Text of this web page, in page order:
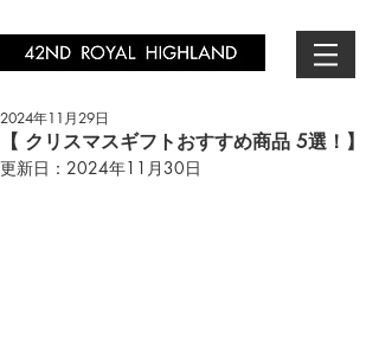
【 クリスマスギフトおすすめ商品 5選！】
2024年11月29日
更新日： 2024年11月30日